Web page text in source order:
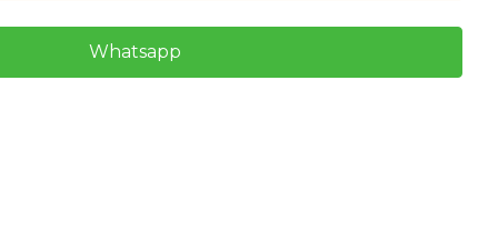
Whatsapp